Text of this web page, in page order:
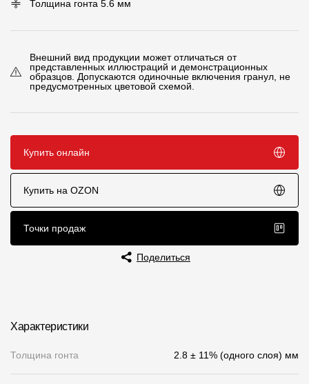
Фото объектов
Сервисы
Калькулятор
О компании
Контакты
Толщина гонта 5.6 мм
Внешний вид продукции может отличаться от
представленных иллюстраций и демонстрационных
образцов. Допускаются одиночные включения гранул, не
предусмотренных цветовой схемой.
Купить онлайн
Купить на OZON
Точки продаж
Поделиться
Характеристики
Толщина гонта 2.8 ± 11% (одного слоя) мм